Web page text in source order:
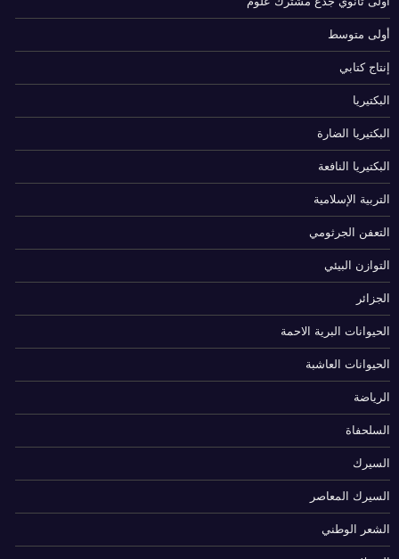
أولى متوسط
إنتاج كتابي
البكتيريا
البكتيريا الضارة
البكتيريا النافعة
التربية الإسلامية
التعفن الجرثومي
التوازن البيئي
الجزائر
الحيوانات البرية الاحمة
الحيوانات العاشبة
الرياضة
السلحفاة
السيرك
السيرك المعاصر
الشعر الوطني